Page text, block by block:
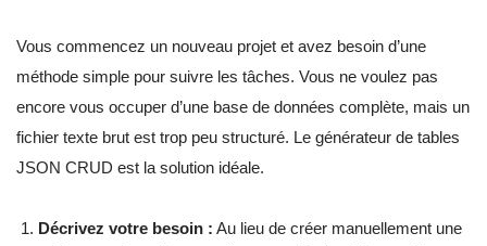
Vous commencez un nouveau projet et avez besoin d’une
méthode simple pour suivre les tâches. Vous ne voulez pas
encore vous occuper d’une base de données complète, mais un
fichier texte brut est trop peu structuré. Le générateur de tables
JSON CRUD est la solution idéale.
Décrivez votre besoin : Au lieu de créer manuellement une